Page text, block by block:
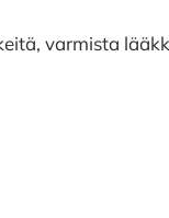
varmista